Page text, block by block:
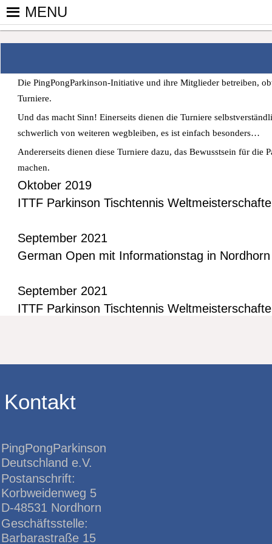
Skip
PINGPONGPARKINSON
ist der bundesweite Zusammenschluss von
Tischtennis – überwiegend ehrenamtlich um
MENU
Die PingPongParkinson-Initiative und ihre Mitglieder betreiben,
Turniere.
Und das macht Sinn! Einerseits dienen die Turniere
schwerlich von weiteren wegbleiben, es ist einfach besonders…
Andererseits dienen diese Turniere dazu, das Bewusstsein für
machen.
Oktober 2019
ITTF Parkinson Tischtennis
September 2021
German Open mit Informationstag in Nordhorn
September 2021
ITTF Parkinson Tischtennis
Kontakt
PingPongParkinson
Deutschland e.V.
Postanschrift:
Korbweidenweg 5
D-48531 Nordhorn
Geschäftsstelle:
Barbarastraße 15